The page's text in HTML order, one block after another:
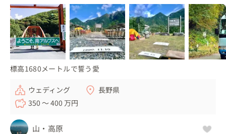
標高1680メートルで誓う愛
ウェディング
長野県
350 〜 400 万円
山・高原